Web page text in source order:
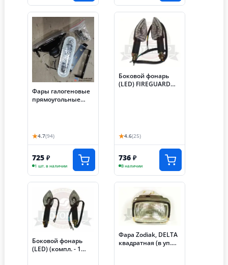
Фары галогеновые
прямоугольные
★4.7(94)
725 ₽
1 шт. в наличии
Боковой фонарь
(LED) FIREGUARD
★4.6(25)
736 ₽
В наличии
Боковой фонарь
(LED) (компл. - 1
Фара Zodiak, DELTA
квадратная (в уп.